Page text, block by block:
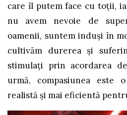
care îl putem face cu toții,
nu avem nevoie de
oamenii, suntem induși în
cultivăm durerea și
stimulați prin acordarea
urmă, compasiunea este
realistă și mai eficientă